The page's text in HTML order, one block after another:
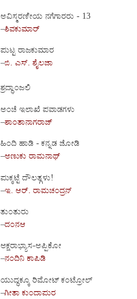
ಅವಿಸ್ಮರಣೀಯ ನಗೆಗಾರರು - 13
–ಶಿವಕುಮಾರ್
ಪುಟ್ಟ ರಾಜಕುಮಾರ
–ಬಿ. ಎಸ್. ಶೈಲಜಾ
ಶ್ರದ್ಧಾಂಜಲಿ
ಅಂಚೆ ಇಲಾಖೆ ಪವಾಡಗಳು
–ಶಾಂತಾನಾಗರಾಜ್
ಹಿಂದಿ ಹಾಡಿ - ಕನ್ನಡ ಜೋಡಿ
–ಅಣುಕು ರಾಮನಾಥ್
ಪುಕ್ಕಟ್ಟೆ ದೌಲತ್ಗಳು!
–ಇ. ಆರ್. ರಾಮಚಂದ್ರನ್
ತುಂತುರು
–ದಂನಆ
ಅಕ್ಷರಾಭ್ಯಾಸ-ಅಪ್ಪಿಕೋ
–ನಂದಿನಿ ಕಾಪಿಡಿ
ಯುದ್ಧಕ್ಕೂ ರಿಮೋಟ್ ಕಂಟ್ರೋಲ್
–ಗೀತಾ ಕುಂದಾಪುರ